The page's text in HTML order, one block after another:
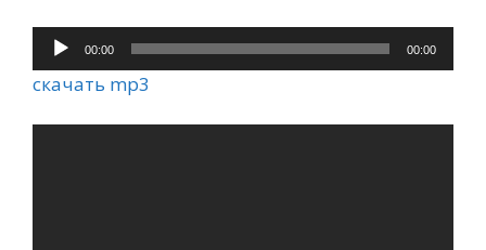
Аудиоплеер
00:00 00:00
скачать mp3